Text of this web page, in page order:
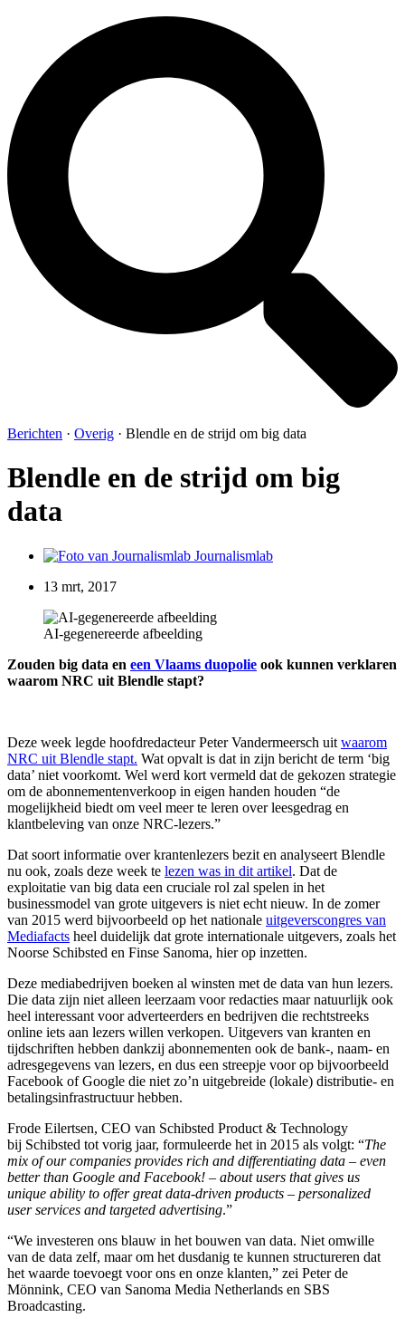
Berichten · Overig · Blendle en de strijd om big data
Blendle en de strijd om big
data
Journalismlab
13 mrt, 2017
AI-gegenereerde afbeelding
Zouden big data en een Vlaams duopolie ook kunnen verklaren
waarom NRC uit Blendle stapt?
Deze week legde hoofdredacteur Peter Vandermeersch uit waarom
NRC uit Blendle stapt. Wat opvalt is dat in zijn bericht de term ‘big
data’ niet voorkomt. Wel werd kort vermeld dat de gekozen strategie
om de abonnementenverkoop in eigen handen houden “de
mogelijkheid biedt om veel meer te leren over leesgedrag en
klantbeleving van onze NRC-lezers.”
Dat soort informatie over krantenlezers bezit en analyseert Blendle
nu ook, zoals deze week te lezen was in dit artikel. Dat de
exploitatie van big data een cruciale rol zal spelen in het
businessmodel van grote uitgevers is niet echt nieuw. In de zomer
van 2015 werd bijvoorbeeld op het nationale uitgeverscongres van
Mediafacts heel duidelijk dat grote internationale uitgevers, zoals het
Noorse Schibsted en Finse Sanoma, hier op inzetten.
Deze mediabedrijven boeken al winsten met de data van hun lezers.
Die data zijn niet alleen leerzaam voor redacties maar natuurlijk ook
heel interessant voor adverteerders en bedrijven die rechtstreeks
online iets aan lezers willen verkopen. Uitgevers van kranten en
tijdschriften hebben dankzij abonnementen ook de bank-, naam- en
adresgegevens van lezers, en dus een streepje voor op bijvoorbeeld
Facebook of Google die niet zo’n uitgebreide (lokale) distributie- en
betalingsinfrastructuur hebben.
Frode Eilertsen, CEO van Schibsted Product & Technology
bij Schibsted tot vorig jaar, formuleerde het in 2015 als volgt: “The
mix of our companies provides rich and differentiating data – even
better than Google and Facebook! – about users that gives us
unique ability to offer great data-driven products – personalized
user services and targeted advertising.”
“We investeren ons blauw in het bouwen van data. Niet omwille
van de data zelf, maar om het dusdanig te kunnen structureren dat
het waarde toevoegt voor ons en onze klanten,” zei Peter de
Mönnink, CEO van Sanoma Media Netherlands en SBS
Broadcasting.